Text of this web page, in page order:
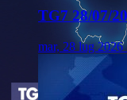
TG7 28/07/
mar, 28 lug 2026